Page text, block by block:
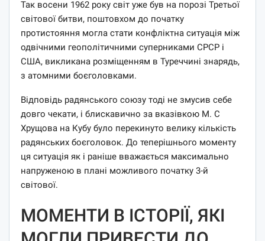
Так восени 1962 року світ уже був на порозі Третьої
світової битви, поштовхом до початку
протистояння могла стати конфліктна ситуація між
одвічними геополітичними суперниками СРСР і
США, викликана розміщенням в Туреччині знарядь,
з атомними боєголовками.
Відповідь радянського союзу тоді не змусив себе
довго чекати, і блискавично за вказівкою М. С
Хрущова на Кубу було перекинуто велику кількість
радянських боєголовок. До теперішнього моменту
ця ситуація як і раніше вважається максимально
напруженою в плані можливого початку 3-й
світової.
МОМЕНТИ В ІСТОРІЇ, ЯКІ